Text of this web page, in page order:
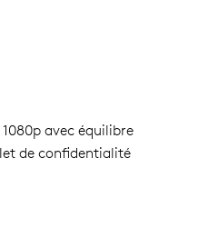
avec équilibre
de confidentialité